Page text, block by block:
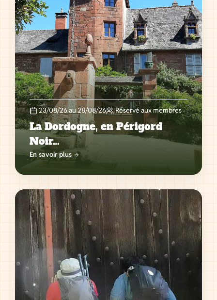
23/08/26 au 28/08/26 Réservé aux membres
La Dordogne, en Périgord
Noir…
En savoir plus